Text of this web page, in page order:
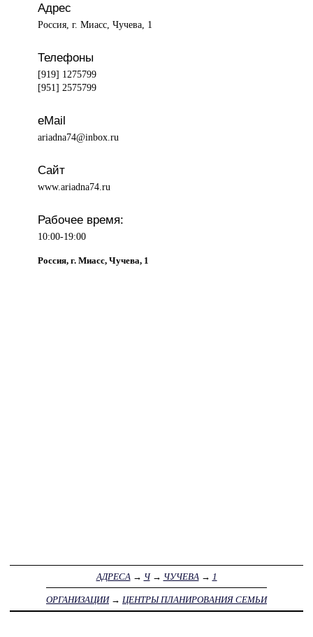
Адрес
Россия, г. Миасс, Чучева, 1
Телефоны
[919] 1275799
[951] 2575799
eMail
ariadna74@inbox.ru
Сайт
www.ariadna74.ru
Рабочее время:
10:00-19:00
Россия, г. Миасс, Чучева, 1
АДРЕСА→ Ч→ ЧУЧЕВА→ 1
ОРГАНИЗАЦИИ→ ЦЕНТРЫ ПЛАНИРОВАНИЯ СЕМЬИ